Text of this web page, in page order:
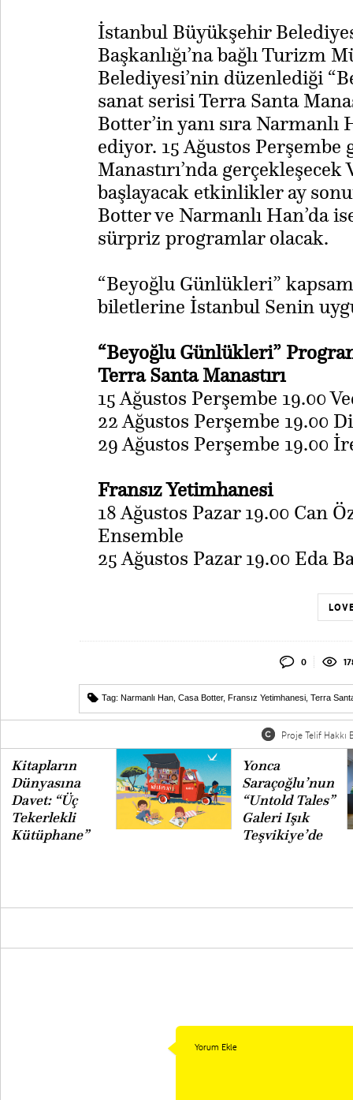
İstanbul Büyükşehir
Başkanlığı’na bağlı Turizm
Belediyesi’nin düzenlediği
sanat serisi Terra Santa
Botter’in yanı sıra Narmanlı
ediyor. 15 Ağustos Perşembe
Manastırı’nda
başlayacak etkinlikler ay
Botter ve Narmanlı Han’da
sürpriz programlar olacak.
“Beyoğlu Günlükleri”
biletlerine İstanbul Senin
“Beyoğlu Günlükleri”
Terra Santa Manastırı
15 Ağustos Perşembe 19.00
22 Ağustos Perşembe 19.00
29 Ağustos Perşembe 19.00
Fransız Yetimhanesi
18 Ağustos Pazar 19.00 Can
Ensemble
​25 Ağustos Pazar 19.00 Eda
0
Tag: Narmanlı Han Casa Botter, Fransız Yetimhanesi Terra
Proje Telif Hakkı
Kitapların
Dünyasına
Davet: “Üç
Tekerlekli
Kütüphane”
Yonca
Saraçoğlu’nun
“Untold Tales”
Galeri Işık
Teşvikiye’de